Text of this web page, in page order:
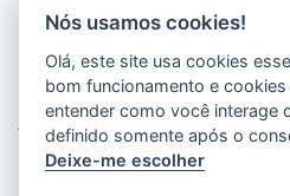
Localização
Hospital Universitário Onofre
Av. Nilo Peçanha, 620 - Petrópolis
Natal - RN, 59012-300
Nós usamos cookies!
Olá, este site usa cookies
bom funcionamento e
entender como você interage
definido somente após o
Deixe-me escolher